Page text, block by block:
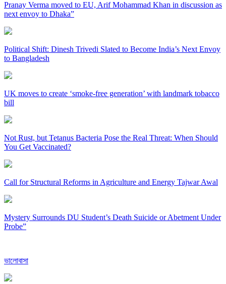
Pranay Verma moved to EU, Arif Mohammad Khan in discussion as
next envoy to Dhaka”
Political Shift: Dinesh Trivedi Slated to Become India’s Next Envoy
to Bangladesh
UK moves to create ‘smoke-free generation’ with landmark tobacco
bill
Not Rust, but Tetanus Bacteria Pose the Real Threat: When Should
You Get Vaccinated?
Call for Structural Reforms in Agriculture and Energy Tajwar Awal
Mystery Surrounds DU Student’s Death Suicide or Abetment Under
Probe”
ভালোবাসা